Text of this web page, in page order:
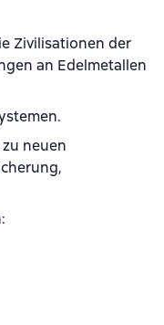
Zivilisationen der
an Edelmetallen
neuen